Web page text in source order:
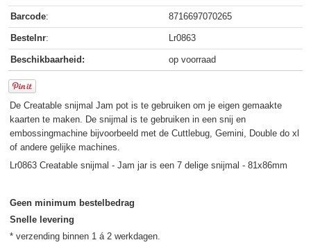
Barcode: 8716697070265
Bestelnr: Lr0863
Beschikbaarheid: op voorraad
De Creatable snijmal Jam pot is te gebruiken om je eigen gemaakte
kaarten te maken. De snijmal is te gebruiken in een snij en
embossingmachine bijvoorbeeld met de Cuttlebug, Gemini, Double do xl
of andere gelijke machines.
Lr0863 Creatable snijmal - Jam jar is een 7 delige snijmal - 81x86mm
Geen minimum bestelbedrag
Snelle levering